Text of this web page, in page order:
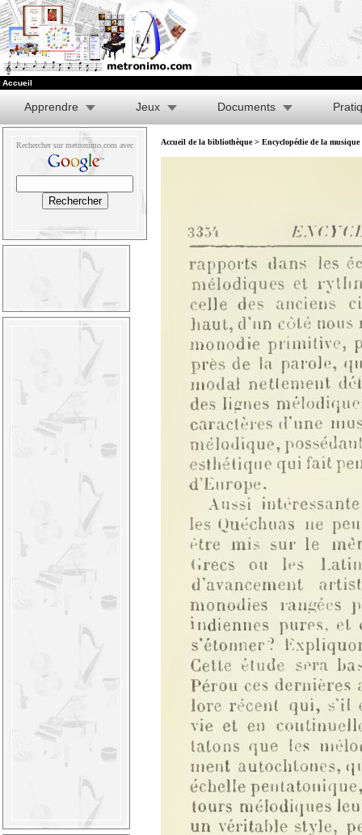
Accueil
Apprendre Jeux Documents
Rechercher sur metronimo.com avec Accueil de la bibliothèque> Encyclopédie de la